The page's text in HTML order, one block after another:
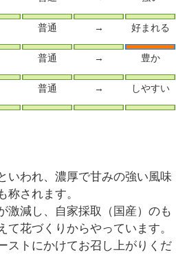
普通 → 好まれる
普通 → 豊か
普通 → しやすい
いわれ、濃厚で甘みの強い風味
称されます。
激減し、自家採取（国産）のも
花づくりからやっています。
ストにかけてお召し上がりくだ